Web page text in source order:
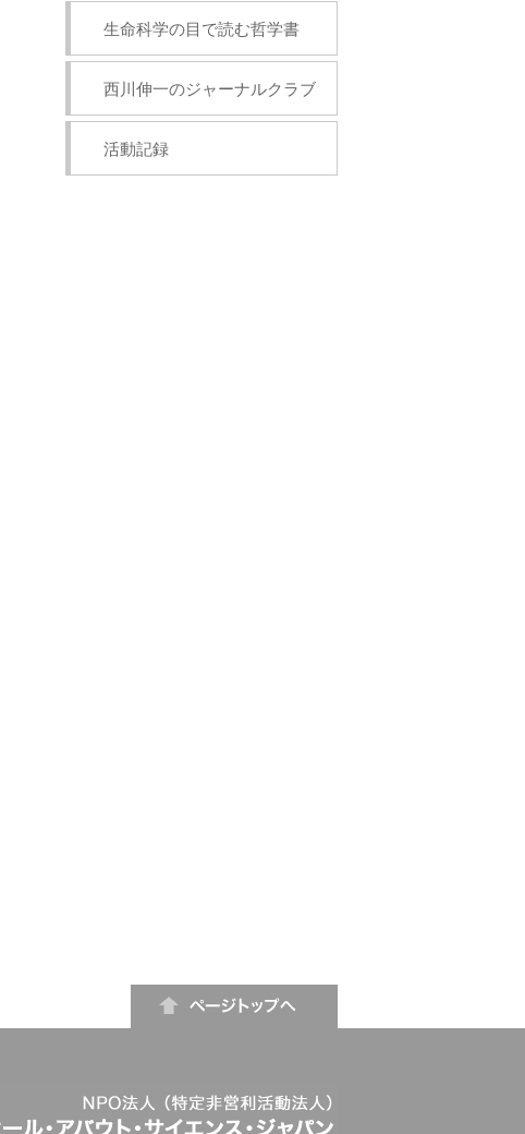
生命科学の目で読む哲学書
西川伸一のジャーナルクラブ
活動記録